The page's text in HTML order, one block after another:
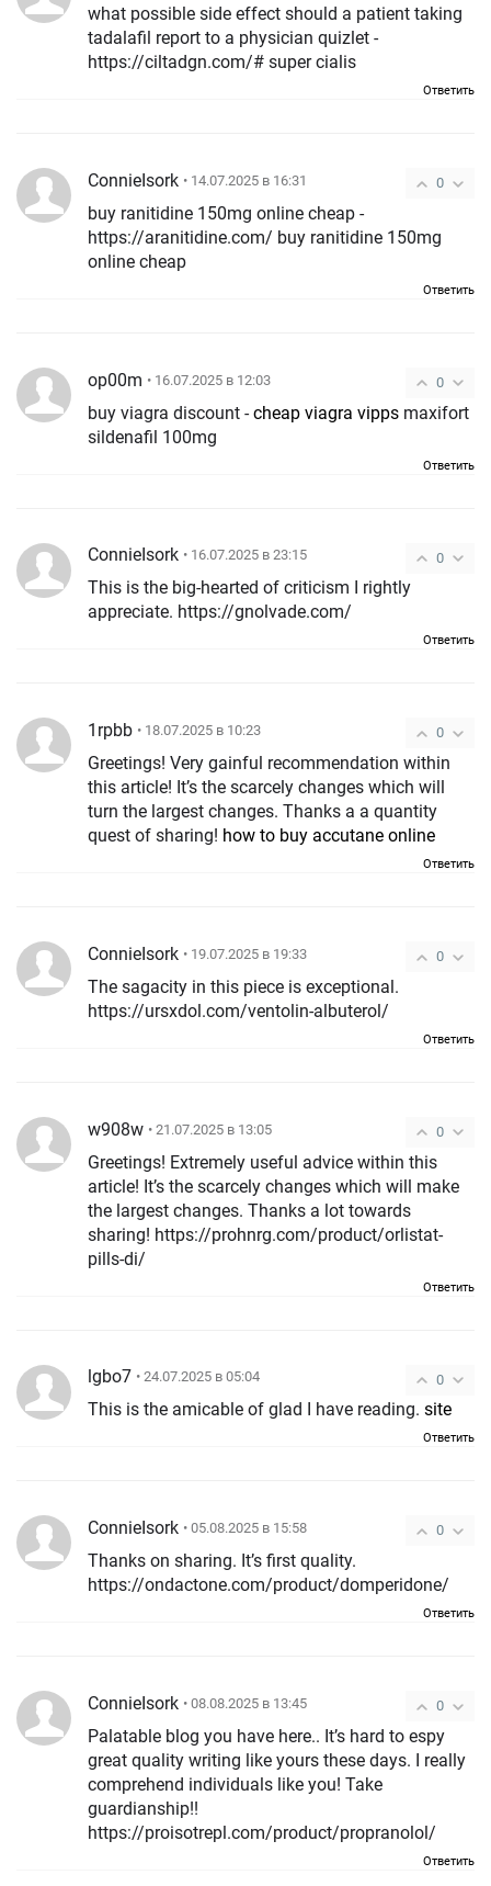
what possible side effect should a patient taking
tadalafil report to a physician quizlet -
https://ciltadgn.com/# super cialis
Ответить
0
ConnieIsork • 14.07.2025 в 16:31
buy ranitidine 150mg online cheap -
https://aranitidine.com/ buy ranitidine 150mg
online cheap
Ответить
0
op00m • 16.07.2025 в 12:03
buy viagra discount -cheap viagra vipps maxifort
sildenafil 100mg
Ответить
0
ConnieIsork • 16.07.2025 в 23:15
This is the big-hearted of criticism I rightly
appreciate. https://gnolvade.com/
Ответить
0
1rpbb • 18.07.2025 в 10:23
Greetings! Very gainful recommendation within
this article! It’s the scarcely changes which will
turn the largest changes. Thanks a a quantity
quest of sharing! how to buy accutane online
Ответить
0
ConnieIsork • 19.07.2025 в 19:33
The sagacity in this piece is exceptional.
https://ursxdol.com/ventolin-albuterol/
Ответить
0
w908w • 21.07.2025 в 13:05
Greetings! Extremely useful advice within this
article! It’s the scarcely changes which will make
the largest changes. Thanks a lot towards
sharing! https://prohnrg.com/product/orlistat-
pills-di/
Ответить
0
lgbo7 • 24.07.2025 в 05:04
This is the amicable of glad I have reading. site
Ответить
0
ConnieIsork • 05.08.2025 в 15:58
Thanks on sharing. It’s first quality.
https://ondactone.com/product/domperidone/
Ответить
0
ConnieIsork • 08.08.2025 в 13:45
Palatable blog you have here.. It’s hard to espy
great quality writing like yours these days. I really
comprehend individuals like you! Take
guardianship!!
https://proisotrepl.com/product/propranolol/
Ответить